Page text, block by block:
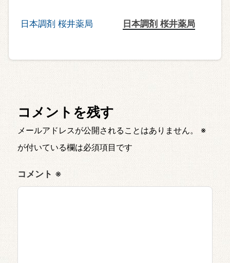
日本調剤 桜井薬局
コメントを残す
メールアドレスが公開されることはありません。
※
が付いている欄は必須項目です
コメント ※